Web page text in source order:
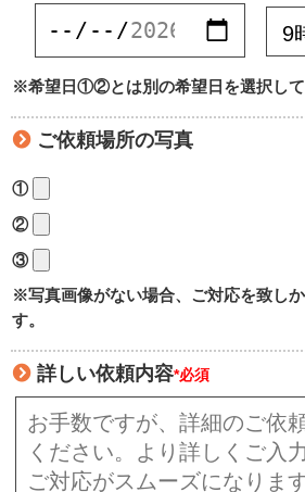
※希望日①②とは別の希望日を選択して
ご依頼場所の写真
①
②
③
※写真画像がない場合、ご対応を致し
す。
詳しい依頼内容*必須